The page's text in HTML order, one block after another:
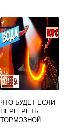
ЧТО БУДЕТ ЕСЛИ
ПЕРЕГРЕТЬ
ТОРМОЗНОЙ